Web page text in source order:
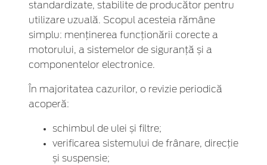
standardizate, stabilite de producător pentru
utilizare uzuală. Scopul acesteia rămâne
simplu: menținerea funcționării corecte a
motorului, a sistemelor de siguranță și a
componentelor electronice.
În majoritatea cazurilor, o revizie periodică
acoperă:
schimbul de ulei și filtre;
verificarea sistemului de frânare, direcție
și suspensie;